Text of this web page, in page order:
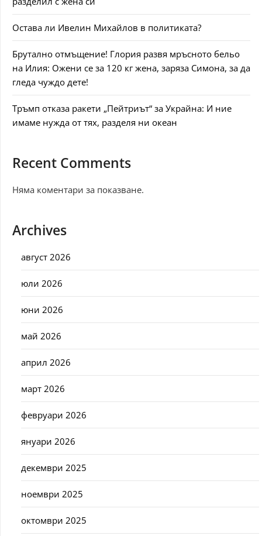
Остава ли Ивелин Михайлов в политиката?
Брутално отмъщение! Глория развя мръсното бельо
на Илия: Ожени се за 120 кг жена, заряза Симона, за да
гледа чуждо дете!
Тръмп отказа ракети „Пейтриът“ за Украйна: И ние
имаме нужда от тях, разделя ни океан
Recent Comments
Няма коментари за показване.
Archives
август 2026
юли 2026
юни 2026
май 2026
април 2026
март 2026
февруари 2026
януари 2026
декември 2025
ноември 2025
октомври 2025